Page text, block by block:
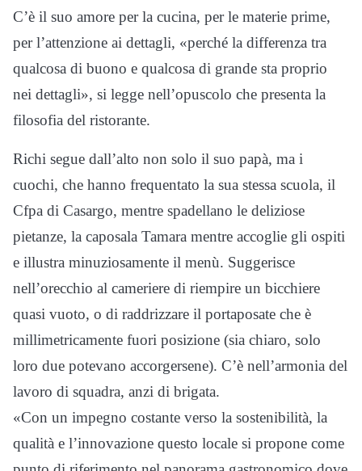
C’è il suo amore per la cucina, per le materie prime,
per l’attenzione ai dettagli, «perché la differenza tra
qualcosa di buono e qualcosa di grande sta proprio
nei dettagli», si legge nell’opuscolo che presenta la
filosofia del ristorante.
Richi segue dall’alto non solo il suo papà, ma i
cuochi, che hanno frequentato la sua stessa scuola, il
Cfpa di Casargo, mentre spadellano le deliziose
pietanze, la caposala Tamara mentre accoglie gli ospiti
e illustra minuziosamente il menù. Suggerisce
nell’orecchio al cameriere di riempire un bicchiere
quasi vuoto, o di raddrizzare il portaposate che è
millimetricamente fuori posizione (sia chiaro, solo
loro due potevano accorgersene). C’è nell’armonia del
lavoro di squadra, anzi di brigata.
«Con un impegno costante verso la sostenibilità, la
qualità e l’innovazione questo locale si propone come